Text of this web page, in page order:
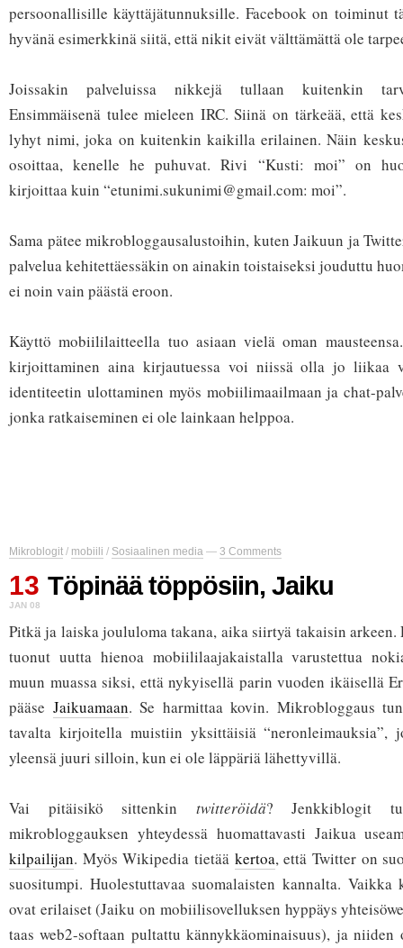
persoonallisille käyttäjätunnuksille. Facebook on toiminut
hyvänä esimerkkinä siitä, että nikit eivät välttämättä ole
Joissakin palveluissa nikkejä tullaan kuitenkin
Ensimmäisenä tulee mieleen IRC. Siinä on tärkeää, että
lyhyt nimi, joka on kuitenkin kaikilla erilainen. Näin
osoittaa, kenelle he puhuvat. Rivi “Kusti: moi” on
kirjoittaa kuin “etunimi.sukunimi@gmail.com: moi”.
Sama pätee mikrobloggausalustoihin, kuten Jaikuun ja
palvelua kehitettäessäkin on ainakin toistaiseksi jouduttu
ei noin vain päästä eroon.
Käyttö mobiililaitteella tuo asiaan vielä oman
kirjoittaminen aina kirjautuessa voi niissä olla jo liikaa
identiteetin ulottaminen myös mobiilimaailmaan ja chat-
jonka ratkaiseminen ei ole lainkaan helppoa.
Mikroblogit / mobiili / Sosiaalinen media — 3 Comments
13
JAN 08
Töpinää töppösiin, Jaiku
Pitkä ja laiska joululoma takana, aika siirtyä takaisin
tuonut uutta hienoa mobiililaajakaistalla varustettua
muun muassa siksi, että nykyisellä parin vuoden ikäisellä
pääse Jaikuamaan. Se harmittaa kovin. Mikrobloggaus
tavalta kirjoitella muistiin yksittäisiä “neronleimauksia”,
yleensä juuri silloin, kun ei ole läppäriä lähettyvillä.
Vai pitäisikö sittenkin twitteröidä? Jenkkiblogit
mikrobloggauksen yhteydessä huomattavasti Jaikua
kilpailijan. Myös Wikipedia tietää kertoa, että Twitter on
suositumpi. Huolestuttavaa suomalaisten kannalta. Vaikka
ovat erilaiset (Jaiku on mobiilisovelluksen hyppäys
taas web2-softaan pultattu kännykkäominaisuus), ja niiden